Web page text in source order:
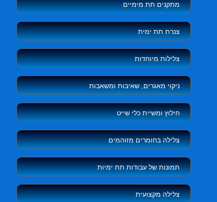
מתקנים תת מימיים
צנרת תת ימית
צלילות מיוחדות
ניקוי מאגרים, שאיבות ומשאבות
חילוץ ומשיית כלי שייט
צלילה בחומרים מזוהמים
תמונות של עבודות תת ימיות
צלילה מקצועית